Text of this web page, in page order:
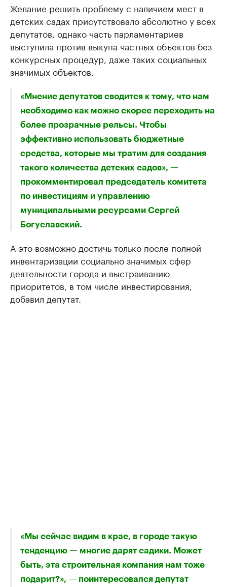
Желание решить проблему с наличием мест в
детских садах присутствовало абсолютно у всех
депутатов, однако часть парламентариев
выступила против выкупа частных объектов без
конкурсных процедур, даже таких социальных
значимых объектов.
«Мнение депутатов сводится к тому, что нам
необходимо как можно скорее переходить на
более прозрачные рельсы. Чтобы
эффективно использовать бюджетные
средства, которые мы тратим для создания
такого количества детских садов», —
прокомментировал председатель комитета
по инвестициям и управлению
муниципальными ресурсами Сергей
Богуславский.
А это возможно достичь только после полной
инвентаризации социально значимых сфер
деятельности города и выстраиванию
приоритетов, в том числе инвестирования,
добавил депутат.
«Мы сейчас видим в крае, в городе такую
тенденцию — многие дарят садики. Может
быть, эта строительная компания нам тоже
подарит?», — поинтересовался депутат